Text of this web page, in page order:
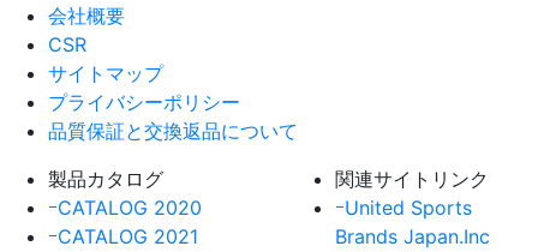
会社概要
CSR
サイトマップ
プライバシーポリシー
品質保証と交換返品について
製品カタログ
ｰCATALOG 2020
ｰCATALOG 2021
関連サイトリンク
ｰUnited Sports
Brands Japan.Inc